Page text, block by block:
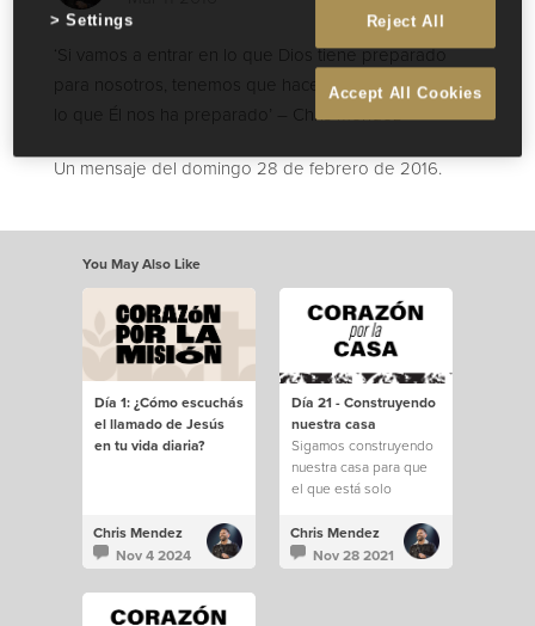
‘Si vamos a entrar en lo que Dios tiene preparado
para nosotros, tenemos que hacer lugar para recibir
lo que Él nos ha preparado’ – Chris Mendez
Un mensaje del domingo 28 de febrero de 2016.
You May Also Like
Día 1: ¿Cómo escuchás
el llamado de Jesús
en tu vida diaria?
Chris Mendez
Nov 4 2024
Día 21 - Construyendo
nuestra casa
Sigamos construyendo
nuestra casa para que
el que está solo
Chris Mendez
Nov 28 2021
Reject All
Accept All Cookies
Settings